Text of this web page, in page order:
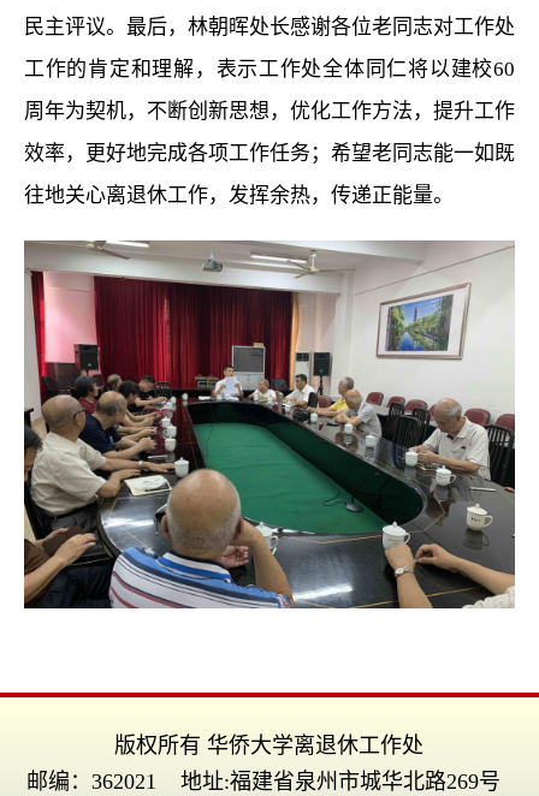
民主评议。最后，林朝晖处长感谢各位老同志对工作处
工作的肯定和理解，表示工作处全体同仁将以建校60
周年为契机，不断创新思想，优化工作方法，提升工作
效率，更好地完成各项工作任务；希望老同志能一如既
往地关心离退休工作，发挥余热，传递正能量。
版权所有 华侨大学离退休工作处
邮编：362021 地址:福建省泉州市城华北路269号